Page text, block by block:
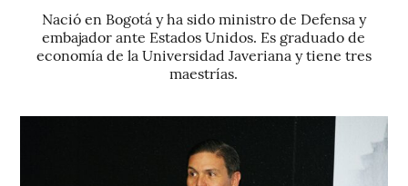
Nació en Bogotá y ha sido ministro de Defensa y
embajador ante Estados Unidos. Es graduado de
economía de la Universidad Javeriana y tiene tres
maestrías.